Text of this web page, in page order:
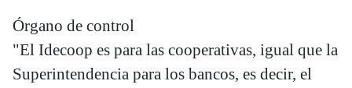
Órgano de control
"El Idecoop es para las cooperativas, igual que la
Superintendencia para los bancos, es decir, el